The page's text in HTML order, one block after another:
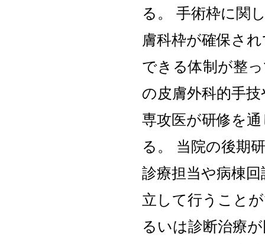
る。 手術枠に関
膚科枠が確保さ
できる体制が整
の皮膚外科的手
専攻医が研修を
る。 当院の後期
診療担当や病棟
立して行うこと
るいは診断治療